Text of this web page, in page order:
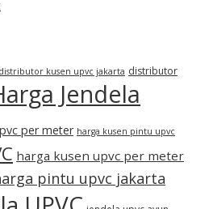
distributor kusen upvc jakarta distributor
Jendela
per meter harga kusen pintu upvc
harga kusen upvc per meter
pintu upvc jakarta